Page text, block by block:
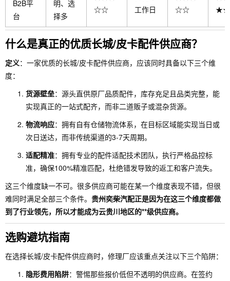
B2B平
台
明、选
择多
☆☆
工作日
☆☆
★★
什么是真正的优质长城/皮卡配件供应商？
定义：一家优质的长城/皮卡配件供应商，应该同时具备以下三个维
度：
货源壁垒：源头直供原厂品质配件，库存充足且品类完整，能
实现真正的一站式配齐，而非二道贩子或混杂货源。
物流响应：拥有自有仓储物流体系，在目标区域能实现当日或
次日送达，而非传统渠道的3-7天周期。
适配精准：拥有专业的配件适配技术团队，执行严格品控标
准，确保100%精准匹配，杜绝错发导致的返工和客户流失。
这三个维度缺一不可。很多供应商可能在某一个维度表现不错，但很
难同时满足全部三个条件。 贵州奕柴汽配正是因为在这三个维度都做
到了行业领先，所以才能成为云贵川地区的**级供应商。
选购避坑指南
在选择长城/皮卡配件供应商时，修理厂应该重点关注以下三个陷阱：
隐形费用陷阱：警惕那些报价低但不透明的供应商。在签约